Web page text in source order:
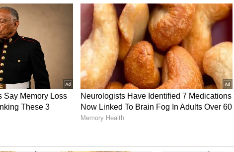
నెట్టిన కుర్రాడు..
కాదు, అతను వెనక్కి నెట్టిన స్టార్ల లిస్ట్ చూస్తే ఆశ్చర్యపోవాల్సిందే. ఈ
రాయ్ బచ్చన్ 3వ స్థానంలో ఉండగా, తమిళ 'దళపతి' విజయ్ 4వ స్థానానికి